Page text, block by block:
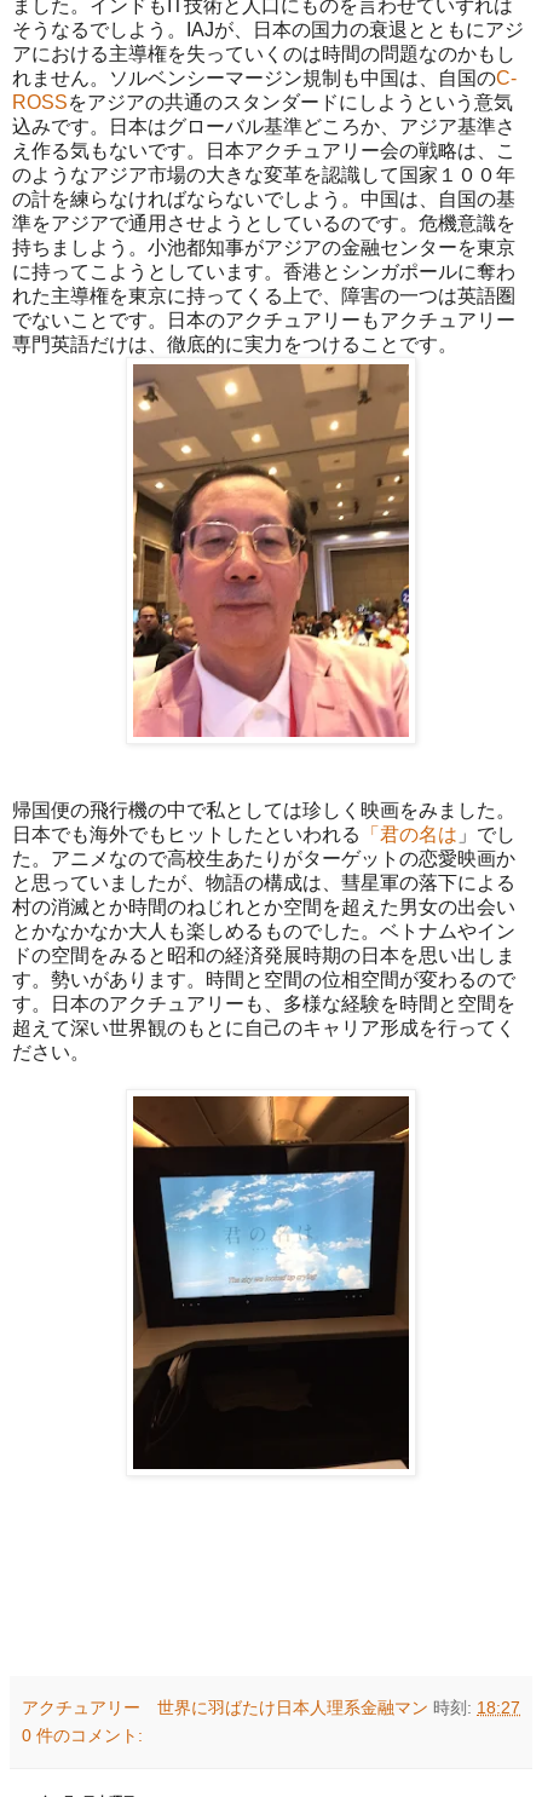
ました。インドもIT技術と人口にものを言わせていずれは
そうなるでしよう。IAJが、日本の国力の衰退とともにアジ
アにおける主導権を失っていくのは時間の問題なのかもし
れません。ソルベンシーマージン規制も中国は、自国のC-
ROSSをアジアの共通のスタンダードにしようという意気
込みです。日本はグローバル基準どころか、アジア基準さ
え作る気もないです。日本アクチュアリー会の戦略は、こ
のようなアジア市場の大きな変革を認識して国家１００年
の計を練らなければならないでしよう。中国は、自国の基
準をアジアで通用させようとしているのです。危機意識を
持ちましよう。小池都知事がアジアの金融センターを東京
に持ってこようとしています。香港とシンガポールに奪わ
れた主導権を東京に持ってくる上で、障害の一つは英語圏
でないことです。日本のアクチュアリーもアクチュアリー
専門英語だけは、徹底的に実力をつけることです。
帰国便の飛行機の中で私としては珍しく映画をみました。
日本でも海外でもヒットしたといわれる
「君の名は 」でし
た。アニメなので高校生あたりがターゲットの恋愛映画か
と思っていましたが、物語の構成は、彗星軍の落下による
村の消滅とか時間のねじれとか空間を超えた男女の出会い
とかなかなか大人も楽しめるものでした。ベトナムやイン
ドの空間をみると昭和の経済発展時期の日本を思い出しま
す。勢いがあります。時間と空間の位相空間が変わるので
す。日本のアクチュアリーも、多様な経験を時間と空間を
超えて深い世界観のもとに自己のキャリア形成を行ってく
ださい。
アクチュアリー 世界に羽ばたけ日本人理系金融マン 時刻: 18:27
0 件のコメント: